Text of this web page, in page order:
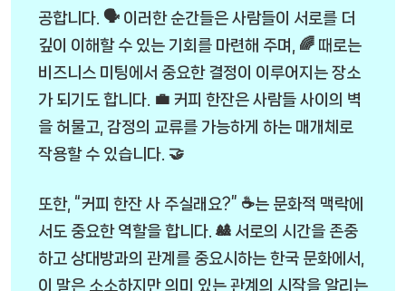
공합니다. 🗣️ 이러한 순간들은 사람들이 서로를 더
깊이 이해할 수 있는 기회를 마련해 주며, 🌈 때로는
비즈니스 미팅에서 중요한 결정이 이루어지는 장소
가 되기도 합니다. 💼 커피 한잔은 사람들 사이의 벽
을 허물고, 감정의 교류를 가능하게 하는 매개체로
작용할 수 있습니다. 🤝
또한, “커피 한잔 사 주실래요?” ☕는 문화적 맥락에
서도 중요한 역할을 합니다. 🎎 서로의 시간을 존중
하고 상대방과의 관계를 중요시하는 한국 문화에서,
이 말은 소소하지만 의미 있는 관계의 시작을 알리는